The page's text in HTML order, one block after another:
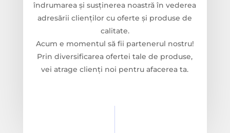
îndrumarea şi susținerea noastră în vederea
adresării clienților cu oferte şi produse de
calitate.
Acum e momentul să fii partenerul nostru!
Prin diversificarea ofertei tale de produse,
vei atrage clienți noi pentru afacerea ta.